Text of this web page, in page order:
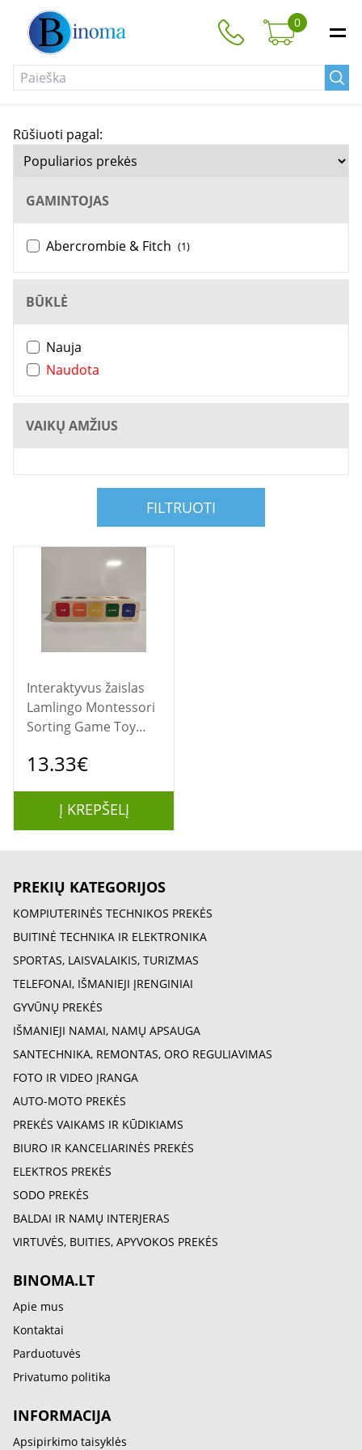
0
Rūšiuoti pagal:
GAMINTOJAS
Abercrombie & Fitch (1)
BŪKLĖ
Nauja
Naudota
VAIKŲ AMŽIUS
FILTRUOTI
Interaktyvus žaislas
Lamlingo Montessori
Sorting Game Toy
(NAUDOTA)
13.33€
Į KREPŠELĮ
PREKIŲ KATEGORIJOS
KOMPIUTERINĖS TECHNIKOS PREKĖS
BUITINĖ TECHNIKA IR ELEKTRONIKA
SPORTAS, LAISVALAIKIS, TURIZMAS
TELEFONAI, IŠMANIEJI ĮRENGINIAI
GYVŪNŲ PREKĖS
IŠMANIEJI NAMAI, NAMŲ APSAUGA
SANTECHNIKA, REMONTAS, ORO REGULIAVIMAS
FOTO IR VIDEO ĮRANGA
AUTO-MOTO PREKĖS
PREKĖS VAIKAMS IR KŪDIKIAMS
BIURO IR KANCELIARINĖS PREKĖS
ELEKTROS PREKĖS
SODO PREKĖS
BALDAI IR NAMŲ INTERJERAS
VIRTUVĖS, BUITIES, APYVOKOS PREKĖS
BINOMA.LT
Apie mus
Kontaktai
Parduotuvės
Privatumo politika
INFORMACIJA
Apsipirkimo taisyklės